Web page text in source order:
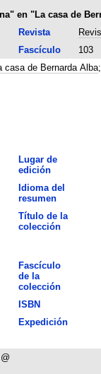
en "La casa de
Revista
Fascículo
103
casa de Bernarda Alba
Lugar de
edición
Idioma del
resumen
Título de la
colección
Fascículo
de la
colección
ISBN
Expedición